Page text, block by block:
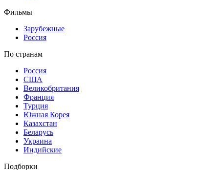
Фильмы
Зарубежные
Россия
По странам
Россия
США
Великобритания
Франция
Турция
Южная Корея
Казахстан
Беларусь
Украина
Индийские
Подборки